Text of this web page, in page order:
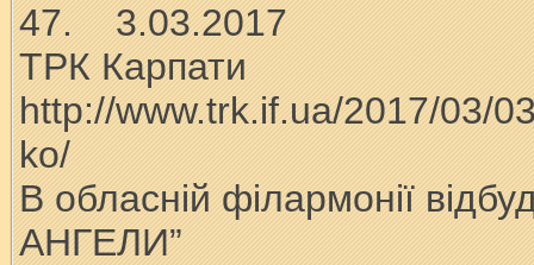
47. 3.03.2017
ТРК Карпати
http://www.trk.if.ua/2017/03/
ko/
В обласній філармонії
АНГЕЛИ”